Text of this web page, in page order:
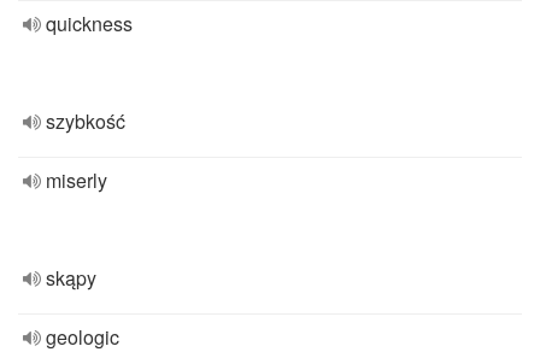
quickness
szybkość
miserly
skąpy
geologic